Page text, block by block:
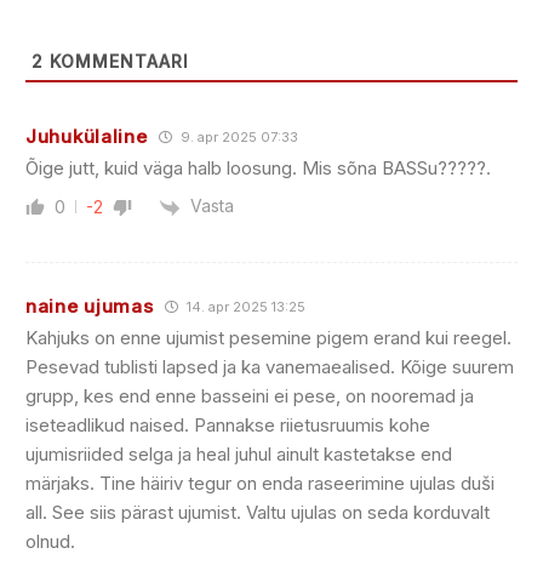
2 KOMMENTAARI
Juhukülaline 9. apr 2025 07:33
Õige jutt, kuid väga halb loosung. Mis sõna BASSu?????.
0 -2 Vasta
naine ujumas 14. apr 2025 13:25
Kahjuks on enne ujumist pesemine pigem erand kui reegel.
Pesevad tublisti lapsed ja ka vanemaealised. Kõige suurem
grupp, kes end enne basseini ei pese, on nooremad ja
iseteadlikud naised. Pannakse riietusruumis kohe
ujumisriided selga ja heal juhul ainult kastetakse end
märjaks. Tine häiriv tegur on enda raseerimine ujulas duši
all. See siis pärast ujumist. Valtu ujulas on seda korduvalt
olnud.